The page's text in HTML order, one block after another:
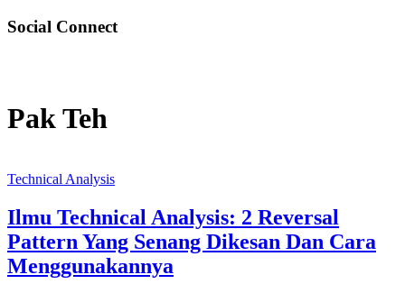
Social Connect
Pak Teh
Technical Analysis
Ilmu Technical Analysis: 2 Reversal
Pattern Yang Senang Dikesan Dan Cara
Menggunakannya